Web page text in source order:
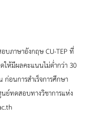
ภาษาอังกฤษ CU-TEP ที่
ให้มีผลคะแนนไม่ต่ำกว่า 30
อนการสำเร็จการศึกษา
ย์ทดสอบทางวิชาการแห่ง